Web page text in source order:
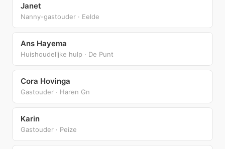
Janet
Nanny-gastouder · Eelde
Ans Hayema
Huishoudelijke hulp · De Punt
Cora Hovinga
Gastouder · Haren Gn
Karin
Gastouder · Peize